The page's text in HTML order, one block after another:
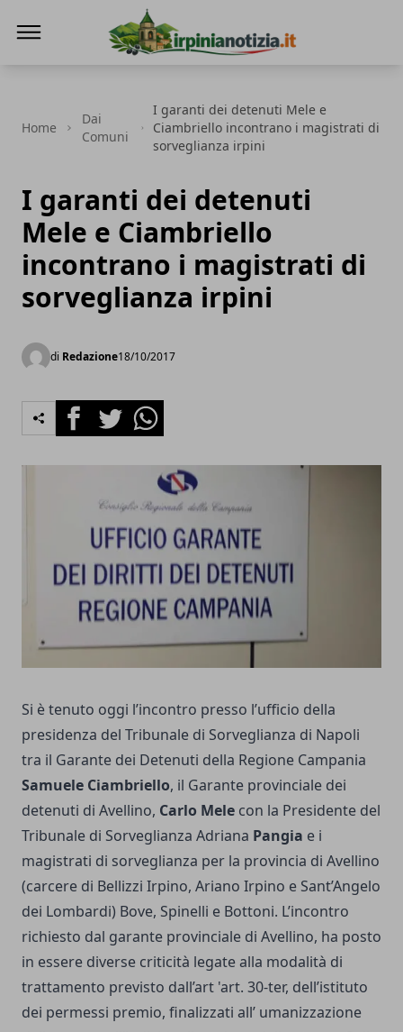
Home
Dai
Comuni
I garanti dei detenuti Mele e
Ciambriello incontrano i magistrati di
sorveglianza irpini
I garanti dei detenuti
Mele e Ciambriello
incontrano i magistrati di
sorveglianza irpini
di Redazione18/10/2017
FacebookTwitterWhatsapp
Si è tenuto oggi l’incontro presso l’ufficio della
presidenza del Tribunale di Sorveglianza di Napoli
tra il Garante dei Detenuti della Regione Campania
Samuele Ciambriello, il Garante provinciale dei
detenuti di Avellino, Carlo Mele con la Presidente del
Tribunale di Sorveglianza Adriana Pangia e i
magistrati di sorveglianza per la provincia di Avellino
(carcere di Bellizzi Irpino, Ariano Irpino e Sant’Angelo
dei Lombardi) Bove, Spinelli e Bottoni. L’incontro
richiesto dal garante provinciale di Avellino, ha posto
in essere diverse criticità legate alla modalità di
trattamento previsto dall’art 'art. 30-ter, dell’istituto
dei permessi premio, finalizzati all’ umanizzazione